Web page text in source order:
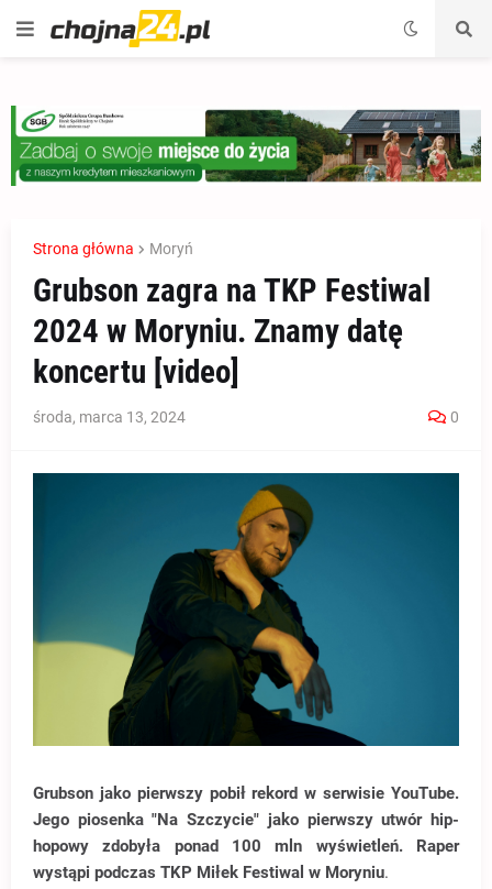
Strona główna Moryń
Grubson zagra na TKP Festiwal
2024 w Moryniu. Znamy datę
koncertu [video]
środa, marca 13, 2024 0
Grubson jako pierwszy pobił rekord w serwisie YouTube.
Jego piosenka "Na Szczycie" jako pierwszy utwór hip-
hopowy zdobyła ponad 100 mln wyświetleń. Raper
wystąpi podczas TKP Miłek Festiwal w Moryniu.